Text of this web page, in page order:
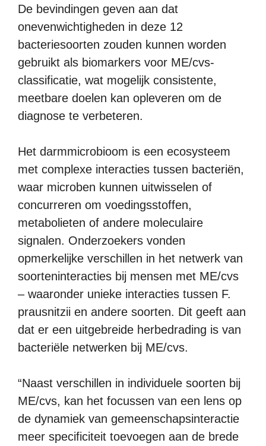
De bevindingen geven aan dat
onevenwichtigheden in deze 12
bacteriesoorten zouden kunnen worden
gebruikt als biomarkers voor ME/cvs-
classificatie, wat mogelijk consistente,
meetbare doelen kan opleveren om de
diagnose te verbeteren.
Het darmmicrobioom is een ecosysteem
met complexe interacties tussen bacteriën,
waar microben kunnen uitwisselen of
concurreren om voedingsstoffen,
metabolieten of andere moleculaire
signalen. Onderzoekers vonden
opmerkelijke verschillen in het netwerk van
soorteninteracties bij mensen met ME/cvs
– waaronder unieke interacties tussen F.
prausnitzii en andere soorten. Dit geeft aan
dat er een uitgebreide herbedrading is van
bacteriële netwerken bij ME/cvs.
“Naast verschillen in individuele soorten bij
ME/cvs, kan het focussen van een lens op
de dynamiek van gemeenschapsinteractie
meer specificiteit toevoegen aan de brede